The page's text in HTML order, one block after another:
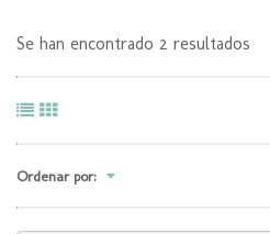
Se han encontrado 2 resultados
Ordenar por: